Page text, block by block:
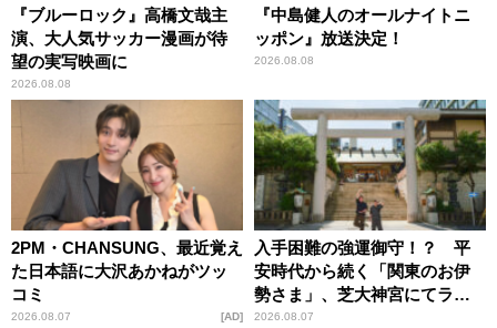
『ブルーロック』高橋文哉主
演、大人気サッカー漫画が待
望の実写映画に
2026.08.08
『中島健人のオールナイトニ
ッポン』放送決定！
2026.08.08
2PM・CHANSUNG、最近覚え
た日本語に大沢あかねがツッ
コミ
2026.08.07 AD
入手困難の強運御守！？ 平
安時代から続く「関東のお伊
勢さま」、芝大神宮にてラン
パンプスが合格祈願！
2026.08.07